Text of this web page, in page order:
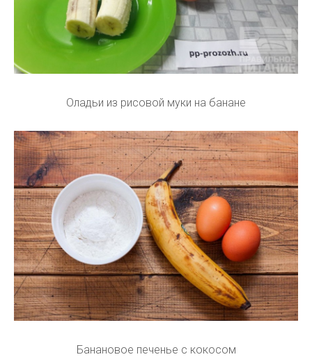
Оладьи из рисовой муки на банане
Банановое печенье с кокосом